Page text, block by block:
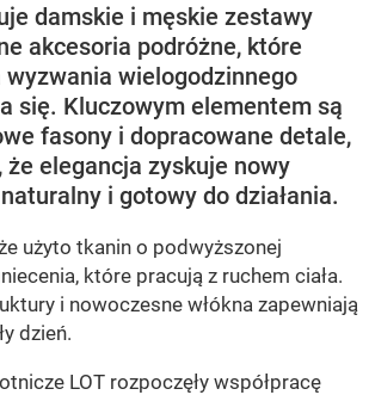
damskie i męskie zestawy
akcesoria podróżne, które
wielogodzinnego
się. Kluczowym elementem są
fasony i dopracowane detale,
elegancja zyskuje nowy
i gotowy do działania.
użyto tkanin o podwyższonej
które pracują z ruchem ciała.
i nowoczesne włókna zapewniają
dzień.
LOT rozpoczęły współpracę